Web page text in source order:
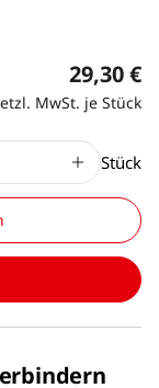
29,30 €
MwSt. je Stück
Stück